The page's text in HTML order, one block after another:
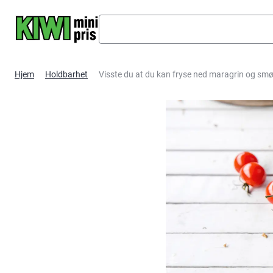
Hjem Holdbarhet Visste du at du kan fryse ned maragrin og